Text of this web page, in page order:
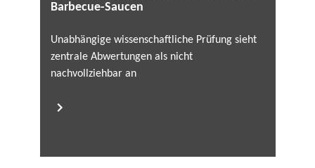
Barbecue-Saucen
Unabhängige wissenschaftliche Prüfung sieht
zentrale Abwertungen als nicht
nachvollziehbar an